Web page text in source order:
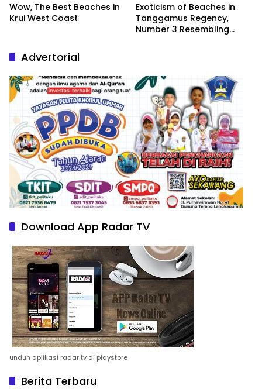
Wow, The Best Beaches in
Krui West Coast
Exoticism of Beaches in
Tanggamus Regency,
Number 3 Resembling
Advertorial
Download App Radar TV
unduh aplikasi radar tv di playstore
Berita Terbaru